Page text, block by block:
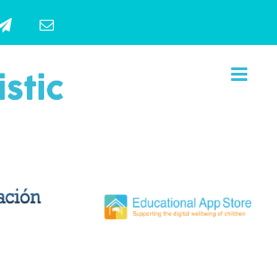
TelegramCorreo
Educational App